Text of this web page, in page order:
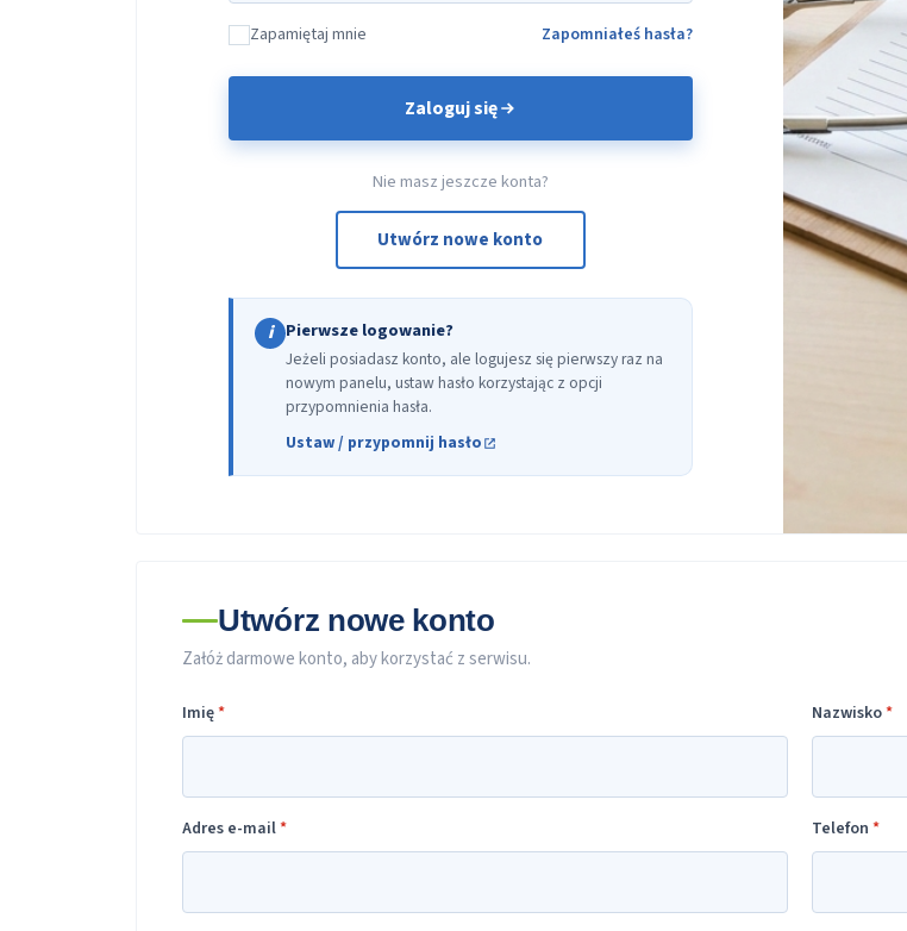
Zapamiętaj mnie Zapomniałeś hasła?
Zaloguj się
Nie masz jeszcze konta?
Utwórz nowe konto
i Pierwsze logowanie?
Jeżeli posiadasz konto, ale logujesz się pierwszy raz na
nowym panelu, ustaw hasło korzystając z opcji
przypomnienia hasła.
Ustaw / przypomnij hasło
Utwórz nowe konto
Załóż darmowe konto, aby korzystać z serwisu.
Imię* Nazwisko*
Adres e-mail* Telefon *